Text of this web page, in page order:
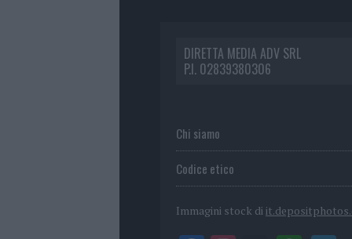
DIRETTA MEDIA ADV SRL
P.I. 02839380306
Chi siamo
Codice etico
Immagini stock di